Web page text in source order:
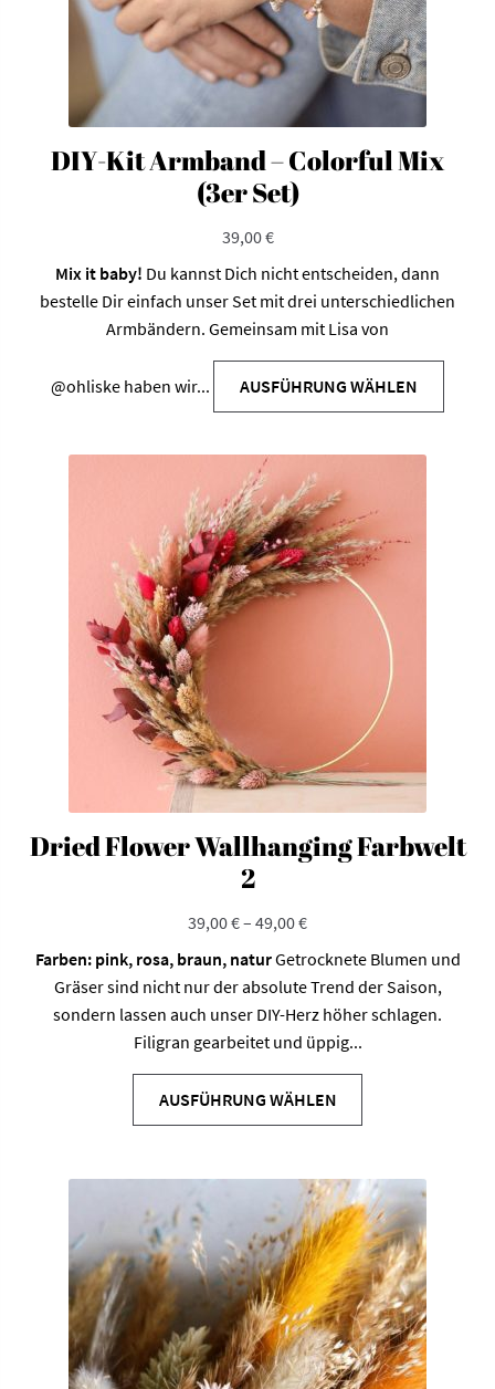
DIY-Kit Armband – Colorful Mix
(3er Set)
39,00€
Mix it baby! Du kannst Dich nicht entscheiden, dann
bestelle Dir einfach unser Set mit drei unterschiedlichen
Armbändern. Gemeinsam mit Lisa von
@ohliske haben wir... AUSFÜHRUNG WÄHLEN
Dried Flower Wallhanging Farbwelt
2
39,00€– 49,00€
Farben: pink, rosa, braun, naturGetrocknete Blumen und
Gräser sind nicht nur der absolute Trend der Saison,
sondern lassen auch unser DIY-Herz höher schlagen.
Filigran gearbeitet und üppig...
AUSFÜHRUNG WÄHLEN
weist
Varianten
auf.
Die
Optionen
können
auf
der
Produktseite